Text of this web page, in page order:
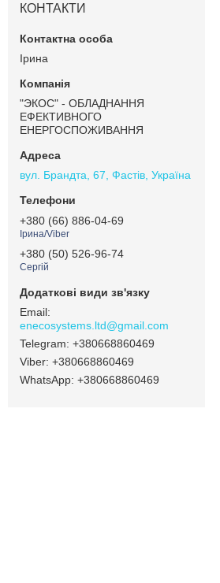
КОНТАКТИ
Ірина
"ЭКОС" - ОБЛАДНАННЯ
ЕФЕКТИВНОГО
ЕНЕРГОСПОЖИВАННЯ
вул. Брандта, 67, Фастів, Україна
+380 (66) 886-04-69
Ірина/Viber
+380 (50) 526-96-74
Сергій
enecosystems.ltd@gmail.com
+380668860469
+380668860469
+380668860469